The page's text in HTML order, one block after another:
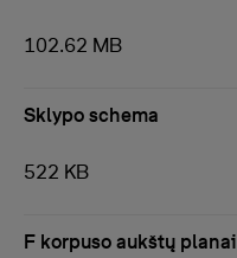
102.62 MB
Sklypo schema
522 KB
F korpuso aukštų planai